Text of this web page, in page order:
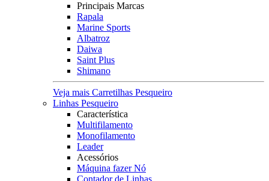
Principais Marcas
Rapala
Marine Sports
Albatroz
Daiwa
Saint Plus
Shimano
Veja mais Carretilhas Pesqueiro
Linhas Pesqueiro
Característica
Multifilamento
Monofilamento
Leader
Acessórios
Máquina fazer Nó
Contador de Linhas